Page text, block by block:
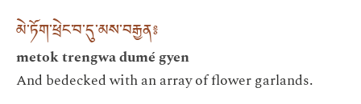
མེ་ཏོག་ཕྲེང་བ་དུ་མས་བརྒྱན༔
metok trengwa dumé gyen
And bedecked with an array of flower garlands.